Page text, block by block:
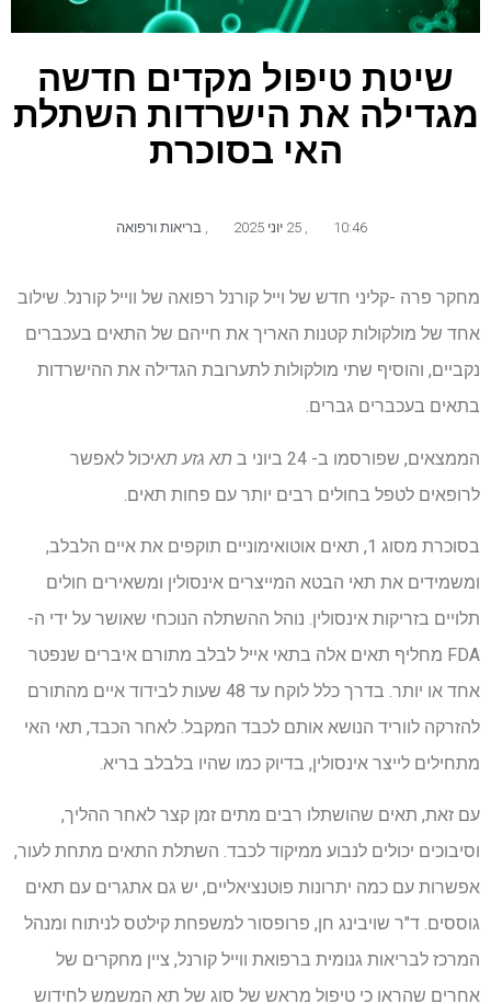
שיטת טיפול מקדים חדשה
מגדילה את הישרדות השתלת
האי בסוכרת
10:46 25 יוני 2025 בריאות ורפואה
מחקר פרה -קליני חדש של וייל קורנל רפואה של ווייל קורנל. שילוב
אחד של מולקולות קטנות האריך את חייהם של התאים בעכברים
נקביים, והוסיף שתי מולקולות לתערובת הגדילה את ההישרדות
בתאים בעכברים גברים.
הממצאים, שפורסמו ב- 24 ביוני ב תא גזע תאיכול לאפשר
לרופאים לטפל בחולים רבים יותר עם פחות תאים.
בסוכרת מסוג 1, תאים אוטואימוניים תוקפים את איים הלבלב,
ומשמידים את תאי הבטא המייצרים אינסולין ומשאירים חולים
תלויים בזריקות אינסולין. נוהל ההשתלה הנוכחי שאושר על ידי ה-
FDA מחליף תאים אלה בתאי אייל לבלב מתורם איברים שנפטר
אחד או יותר. בדרך כלל לוקח עד 48 שעות לבידוד איים מהתורם
להזרקה לווריד הנושא אותם לכבד המקבל. לאחר הכבד, תאי האי
מתחילים לייצר אינסולין, בדיוק כמו שהיו בלבלב בריא.
עם זאת, תאים שהושתלו רבים מתים זמן קצר לאחר ההליך,
וסיבוכים יכולים לנבוע ממיקוד לכבד. השתלת התאים מתחת לעור,
אפשרות עם כמה יתרונות פוטנציאליים, יש גם אתגרים עם תאים
גוססים. ד"ר שויבינג חן, פרופסור למשפחת קילטס לניתוח ומנהל
המרכז לבריאות גנומית ברפואת ווייל קורנל, ציין מחקרים של
אחרים שהראו כי טיפול מראש של סוג של תא המשמש לחידוש